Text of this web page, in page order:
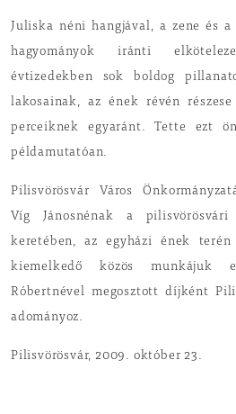
Juliska néni hangjával, a zene és
hagyományok iránti
évtizedekben sok boldog
lakosainak, az ének révén
perceiknek egyaránt. Tette ezt
példamutatóan.
Pilisvörösvár Város
Víg Jánosnénak a pilisvörösvári
keretében, az egyházi ének
kiemelkedő közös munkájuk
Róbertnével megosztott díjként
adományoz.
Pilisvörösvár, 2009. október 23.